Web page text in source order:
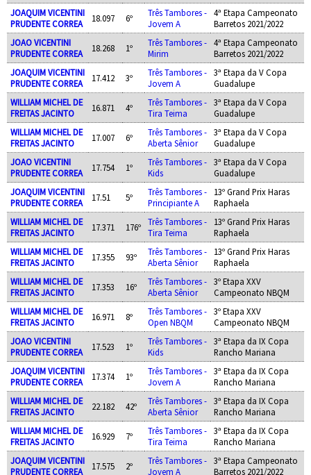
JOAQUIM VICENTINI
PRUDENTE CORREA
18.097 6º
Três Tambores -
Jovem A
4ª Etapa Campeonato
Barretos 2021/2022
JOAO VICENTINI
PRUDENTE CORREA
18.268 1º
Três Tambores -
Mirim
4ª Etapa Campeonato
Barretos 2021/2022
JOAQUIM VICENTINI
PRUDENTE CORREA
17.412 3º
Três Tambores -
Jovem A
3ª Etapa da V Copa
Guadalupe
WILLIAM MICHEL DE
FREITAS JACINTO
16.871 4º
Três Tambores -
Tira Teima
3ª Etapa da V Copa
Guadalupe
WILLIAM MICHEL DE
FREITAS JACINTO
17.007 6º
Três Tambores -
Aberta Sênior
3ª Etapa da V Copa
Guadalupe
JOAO VICENTINI
PRUDENTE CORREA
17.754 1º
Três Tambores -
Kids
3ª Etapa da V Copa
Guadalupe
JOAQUIM VICENTINI
PRUDENTE CORREA
17.51 5º
Três Tambores -
Principiante A
13º Grand Prix Haras
Raphaela
WILLIAM MICHEL DE
FREITAS JACINTO
17.371 176º
Três Tambores -
Tira Teima
13º Grand Prix Haras
Raphaela
WILLIAM MICHEL DE
FREITAS JACINTO
17.355 93º
Três Tambores -
Aberta Sênior
13º Grand Prix Haras
Raphaela
WILLIAM MICHEL DE
FREITAS JACINTO
17.353 16º
Três Tambores -
Aberta Sênior
3º Etapa XXV
Campeonato NBQM
WILLIAM MICHEL DE
FREITAS JACINTO
16.971 8º
Três Tambores -
Open NBQM
3º Etapa XXV
Campeonato NBQM
JOAO VICENTINI
PRUDENTE CORREA
17.523 1º
Três Tambores -
Kids
3ª Etapa da IX Copa
Rancho Mariana
JOAQUIM VICENTINI
PRUDENTE CORREA
17.374 1º
Três Tambores -
Jovem A
3ª Etapa da IX Copa
Rancho Mariana
WILLIAM MICHEL DE
FREITAS JACINTO
22.182 42º
Três Tambores -
Aberta Sênior
3ª Etapa da IX Copa
Rancho Mariana
WILLIAM MICHEL DE
FREITAS JACINTO
16.929 7º
Três Tambores -
Tira Teima
3ª Etapa da IX Copa
Rancho Mariana
JOAQUIM VICENTINI
PRUDENTE CORREA
17.575 2º
Três Tambores -
Jovem A
3ª Etapa Campeonato
Barretos 2021/2022